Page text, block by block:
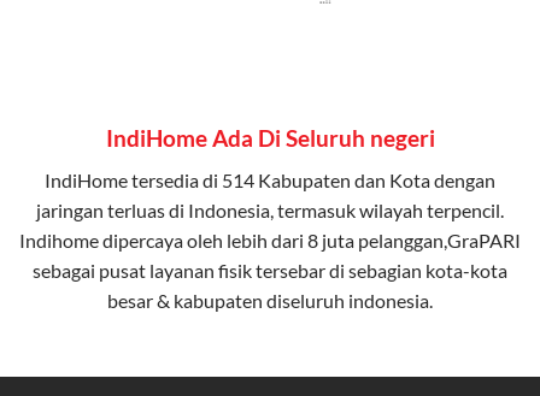
IndiHome Ada Di Seluruh negeri
IndiHome tersedia di 514 Kabupaten dan Kota dengan
jaringan terluas di Indonesia, termasuk wilayah terpencil.
Indihome dipercaya oleh lebih dari 8 juta pelanggan,GraPARI
sebagai pusat layanan fisik tersebar di sebagian kota-kota
besar & kabupaten diseluruh indonesia.